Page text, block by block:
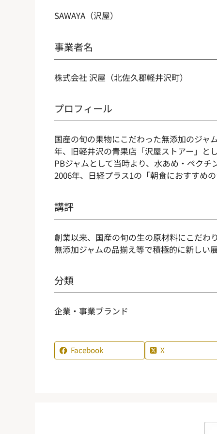
SAWAYA（沢屋）
事業者名
株式会社 沢屋（北佐久郡軽井沢町）
プロフィール
国産の旬の果物にこだわった無添加のジャ
年、旧軽井沢の青果店「沢屋ストアー」と
PBジャムとして当時より、水あめ・ペク
2006年、日経プラス1の「朝食におすすめ
講評
創業以来、国産の旬の生の原材料にこだわ
無添加ジャムの品揃え等で積極的に新しい
分類
企業・事業ブランド
Facebook X